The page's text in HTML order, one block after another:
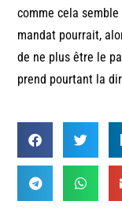
comme cela
mandat pourrait,
de ne plus être le
prend pourtant la